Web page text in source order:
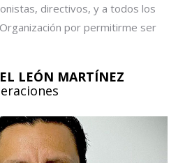
directivos, y a todos los
por permitirme ser
LEÓN MARTÍNEZ